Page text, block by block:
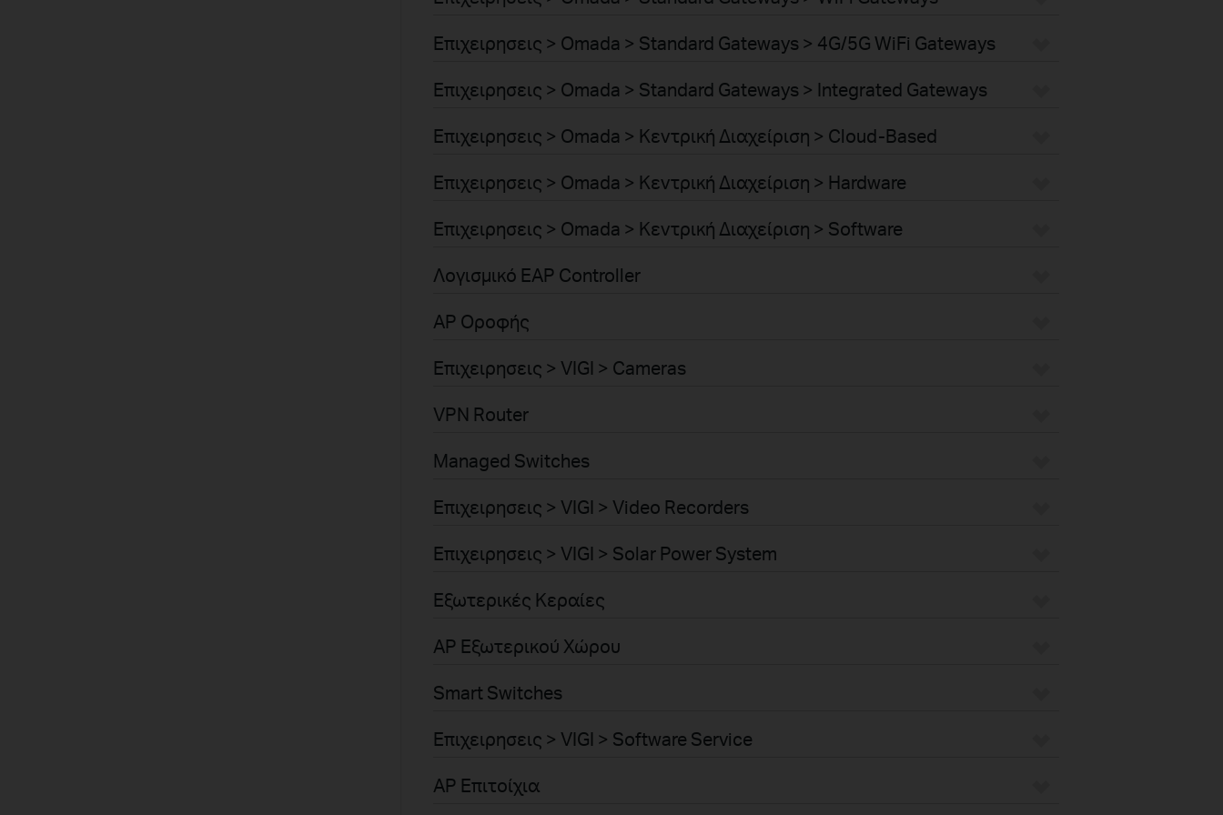
Επιχειρησεις > Omada > Standard Gateways > 4G/5G WiFi Gateways
Επιχειρησεις > Omada > Standard Gateways > Integrated Gateways
Επιχειρησεις > Omada > Κεντρική Διαχείριση > Cloud-Based
Επιχειρησεις > Omada > Κεντρική Διαχείριση > Hardware
Επιχειρησεις > Omada > Κεντρική Διαχείριση > Software
Λογισμικό EAP Controller
AP Οροφής
Επιχειρησεις > VIGI > Cameras
VPN Router
Managed Switches
Επιχειρησεις > VIGI > Video Recorders
Επιχειρησεις > VIGI > Solar Power System
Εξωτερικές Κεραίες
AP Εξωτερικού Χώρου
Smart Switches
Επιχειρησεις > VIGI > Software Service
AP Επιτοίχια